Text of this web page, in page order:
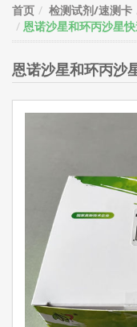
首页 检测试剂/速测卡
恩诺沙星和环丙沙星快
恩诺沙星和环丙沙